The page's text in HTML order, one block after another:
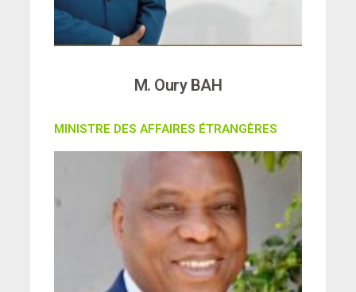
M. Oury BAH
MINISTRE DES AFFAIRES ÉTRANGÈRES